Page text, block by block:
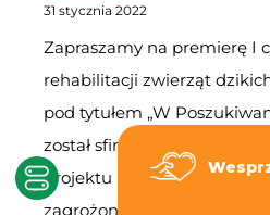
31 stycznia 2022
Zapraszamy na premierę I
rehabilitacji zwierząt
pod tytułem „W
został sfinansowany ze
projektu „Symbiosis –
zagrożonych i edukacja